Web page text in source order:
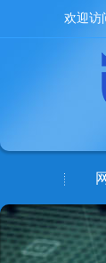
欢迎访